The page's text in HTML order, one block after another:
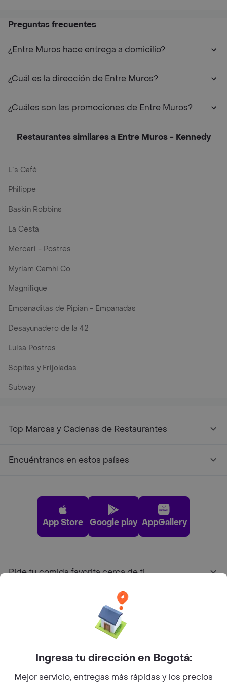
Preguntas frecuentes
¿Entre Muros hace entrega a domicilio?
¿Cuál es la dirección de Entre Muros?
¿Cuáles son las promociones de Entre Muros?
Restaurantes similares a Entre Muros - Kennedy
L´s Café
Philippe
Baskin Robbins
La Cesta
Mercari - Postres
Myriam Camhi Co
Magnifique
Empanaditas de Pipian - Empanadas
Desayunadero de la 42
Luisa Postres
Sopitas y Frijoladas
Subway
Top Marcas y Cadenas de Restaurantes
Encuéntranos en estos países
App Store Google play AppGallery
Pide tu comida favorita cerca de ti
Sobre Rappi
Ingresa tu dirección en Bogotá:
Mejor servicio, entregas más rápidas y los precios